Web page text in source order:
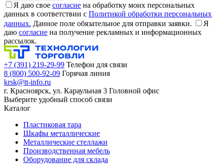
Я даю свое согласие на обработку моих персональных
данных в соответствии с Политикой обработки персональных
данных. Данное поле обязательное для отправки заявки.
Я
даю согласие на получение рекламных и информационных
рассылок.
+7 (391) 219-29-99 Телефон для связи
8 (800) 500-92-09 Горячая линия
krsk@tt-info.ru
г. Красноярск, ул. Караульная 3 Головной офис
Выберите удобный способ связи
Каталог
Пластиковая тара
Шкафы металлические
Металлические стеллажи
Производственная мебель
Оборудование для склада